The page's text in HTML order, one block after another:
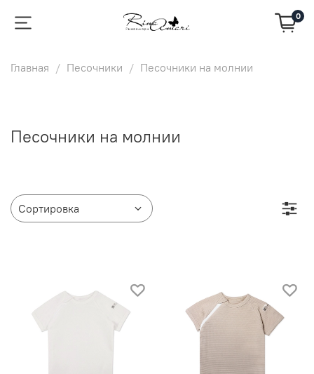
0
Главная Песочники Песочники на молнии
Песочники на молнии